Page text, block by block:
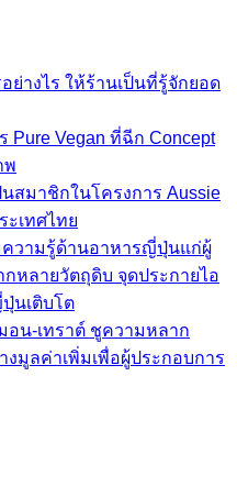
ย่างไร ให้ร้านเป็นที่รู้จักยอด
Pure Vegan ที่ฉีก Concept
พ
นสมาชิกในโครงการ Aussie
ะเทศไทย
ความรู้ด้านอาหารญี่ปุ่นแก่ผู้
หลายวัตถุดิบ จุดประกายไอ
นเติบโต
อน-เทราต์ ชูความหลาก
มูลค่าเพิ่มเพื่อผู้ประกอบการ